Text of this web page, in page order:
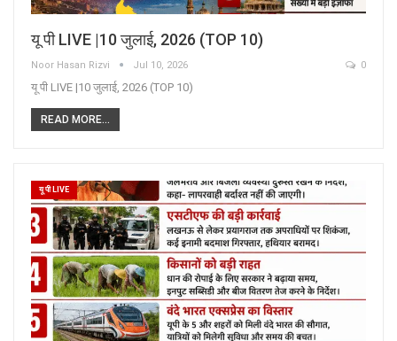
यू पी LIVE |10 जुलाई, 2026 (TOP 10)
Noor Hasan Rizvi Jul 10, 2026 0
यू पी LIVE |10 जुलाई, 2026 (TOP 10)
READ MORE...
यू पी LIVE